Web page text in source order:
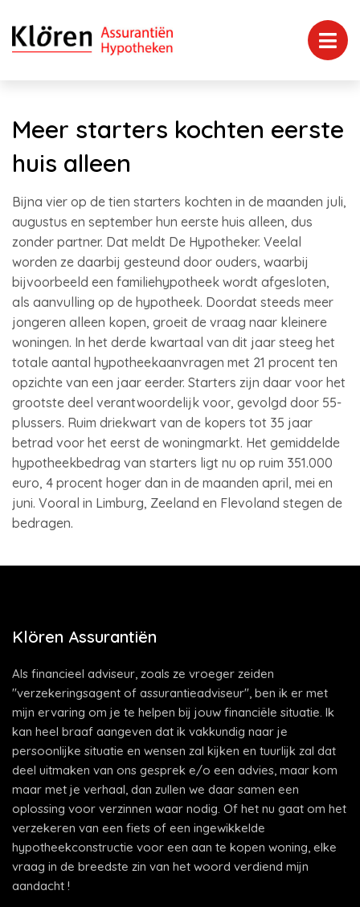
Meer starters kochten eerste
huis alleen
Bijna vier op de tien starters kochten in de maanden juli,
augustus en september hun eerste huis alleen, dus
zonder partner. Dat meldt De Hypotheker. Veelal
worden ze daarbij gesteund door ouders, waarbij
bijvoorbeeld een familiehypotheek wordt afgesloten,
als aanvulling op de hypotheek. Doordat steeds meer
jongeren alleen kopen, groeit de vraag naar kleinere
woningen. In het derde kwartaal van dit jaar steeg het
totale aantal hypotheekaanvragen met 21 procent ten
opzichte van een jaar eerder. Starters zijn daar voor het
grootste deel verantwoordelijk voor, gevolgd door 55-
plussers. Ruim driekwart van de kopers tot 35 jaar
betrad voor het eerst de woningmarkt. Het gemiddelde
hypotheekbedrag van starters ligt nu op ruim 351.000
euro, 4 procent hoger dan in de maanden april, mei en
juni. Vooral in Limburg, Zeeland en Flevoland stegen de
bedragen.
Klören Assurantiën
Als financieel adviseur, zoals ze vroeger zeiden
"verzekeringsagent of assurantieadviseur", ben ik er met
mijn ervaring om je te helpen bij jouw financiële situatie. Ik
kan heel braaf aangeven dat ik vakkundig naar je
persoonlijke situatie en wensen zal kijken en tuurlijk zal dat
deel uitmaken van ons gesprek e/o een advies, maar kom
maar met je verhaal, dan zullen we daar samen een
oplossing voor verzinnen waar nodig. Of het nu gaat om het
verzekeren van een fiets of een ingewikkelde
hypotheekconstructie voor een aan te kopen woning, elke
vraag in de breedste zin van het woord verdiend mijn
aandacht !